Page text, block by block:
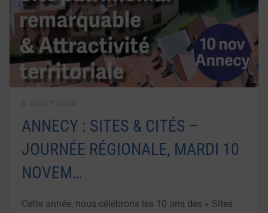
ANNECY : SITES & CITÉS –
JOURNÉE RÉGIONALE, MARDI 10
NOVEM…
Cette année, nous célébrons les 10 ans des « Sites